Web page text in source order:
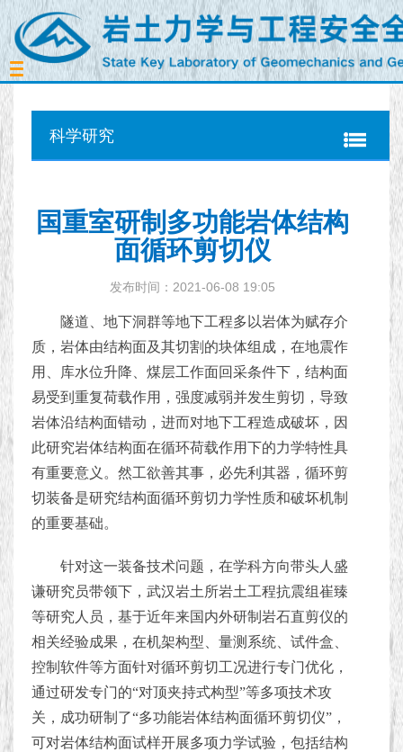
Toggle
科学研究
国重室研制多功能岩体结构
面循环剪切仪
发布时间：2021-06-08 19:05
隧道、地下洞群等地下工程多以岩体为赋存介
质，岩体由结构面及其切割的块体组成，在地震作
用、库水位升降、煤层工作面回采条件下，结构面
易受到重复荷载作用，强度减弱并发生剪切，导致
岩体沿结构面错动，进而对地下工程造成破坏，因
此研究岩体结构面在循环荷载作用下的力学特性具
有重要意义。然工欲善其事，必先利其器，循环剪
切装备是研究结构面循环剪切力学性质和破坏机制
的重要基础。
针对这一装备技术问题，在学科方向带头人盛
谦研究员带领下，武汉岩土所岩土工程抗震组崔臻
等研究人员，基于近年来国内外研制岩石直剪仪的
相关经验成果，在机架构型、量测系统、试件盒、
控制软件等方面针对循环剪切工况进行专门优化，
通过研发专门的“对顶夹持式构型”等多项技术攻
关，成功研制了“多功能岩体结构面循环剪切仪”，
可对岩体结构面试样开展多项力学试验，包括结构